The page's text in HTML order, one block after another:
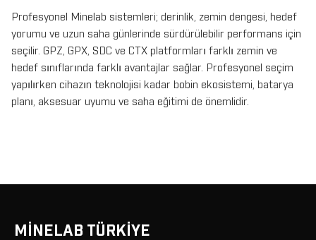
Profesyonel Minelab sistemleri; derinlik, zemin dengesi, hedef
yorumu ve uzun saha günlerinde sürdürülebilir performans için
seçilir. GPZ, GPX, SDC ve CTX platformları farklı zemin ve
hedef sınıflarında farklı avantajlar sağlar. Profesyonel seçim
yapılırken cihazın teknolojisi kadar bobin ekosistemi, batarya
planı, aksesuar uyumu ve saha eğitimi de önemlidir.
MİNELAB TÜRKİYE